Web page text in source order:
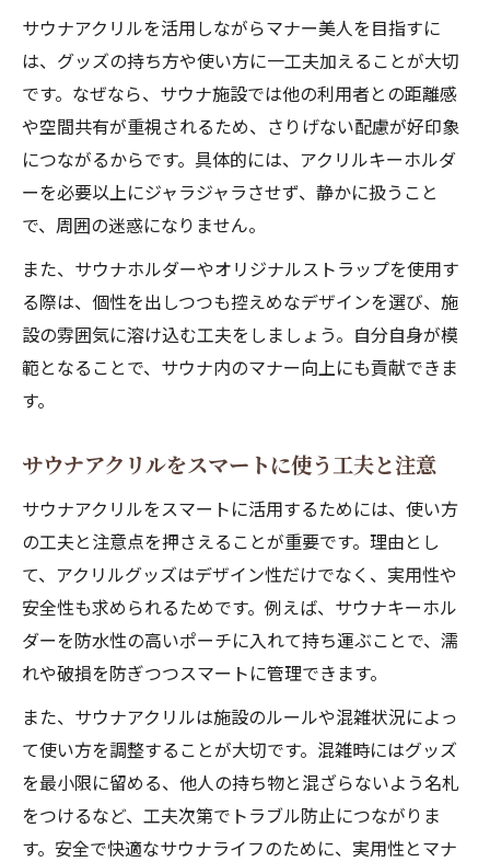
サウナアクリルを活用しながらマナー美人を目指すに
は、グッズの持ち方や使い方に一工夫加えることが大切
です。なぜなら、サウナ施設では他の利用者との距離感
や空間共有が重視されるため、さりげない配慮が好印象
につながるからです。具体的には、アクリルキーホルダ
ーを必要以上にジャラジャラさせず、静かに扱うこと
で、周囲の迷惑になりません。
また、サウナホルダーやオリジナルストラップを使用す
る際は、個性を出しつつも控えめなデザインを選び、施
設の雰囲気に溶け込む工夫をしましょう。自分自身が模
範となることで、サウナ内のマナー向上にも貢献できま
す。
サウナアクリルをスマートに使う工夫と注意
サウナアクリルをスマートに活用するためには、使い方
の工夫と注意点を押さえることが重要です。理由とし
て、アクリルグッズはデザイン性だけでなく、実用性や
安全性も求められるためです。例えば、サウナキーホル
ダーを防水性の高いポーチに入れて持ち運ぶことで、濡
れや破損を防ぎつつスマートに管理できます。
また、サウナアクリルは施設のルールや混雑状況によっ
て使い方を調整することが大切です。混雑時にはグッズ
を最小限に留める、他人の持ち物と混ざらないよう名札
をつけるなど、工夫次第でトラブル防止につながりま
す。安全で快適なサウナライフのために、実用性とマナ